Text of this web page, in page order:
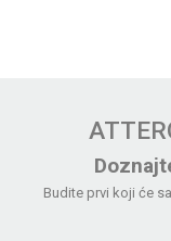
Budite prvi koji će